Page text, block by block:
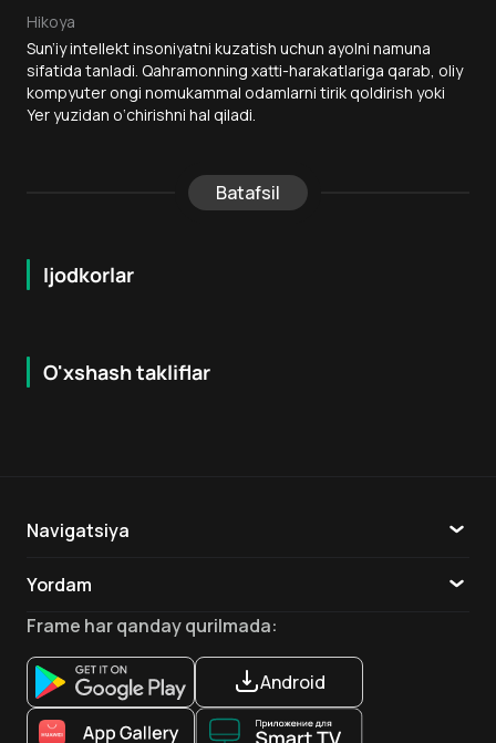
Hikoya
Sun’iy intellekt insoniyatni kuzatish uchun ayolni namuna
sifatida tanladi. Qahramonning xatti-harakatlariga qarab, oliy
kompyuter ongi nomukammal odamlarni tirik qoldirish yoki
Yer yuzidan o‘chirishni hal qiladi.
Batafsil
Ijodkorlar
O'xshash takliflar
16 + 7.9
Navigatsiya
Yordam
Aloqa
Ilovalar
Frame har qanday qurilmada:
Android